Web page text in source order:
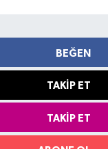
BEĞEN
TAKIP ET
TAKIP ET